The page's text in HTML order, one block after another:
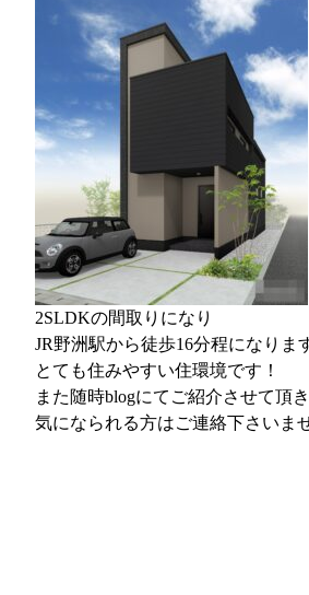
2SLDKの間取りになり
JR野洲駅から徒歩16分程になりま
とても住みやすい住環境です！
また随時blogにてご紹介させて頂
気になられる方はご連絡下さいま